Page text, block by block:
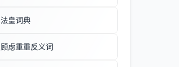
法皇词典
顾虑重重反义词